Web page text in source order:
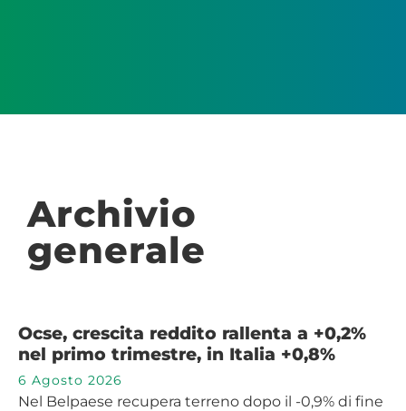
Archivio
generale
Ocse, crescita reddito rallenta a +0,2%
nel primo trimestre, in Italia +0,8%
6 Agosto 2026
Nel Belpaese recupera terreno dopo il -0,9% di fine